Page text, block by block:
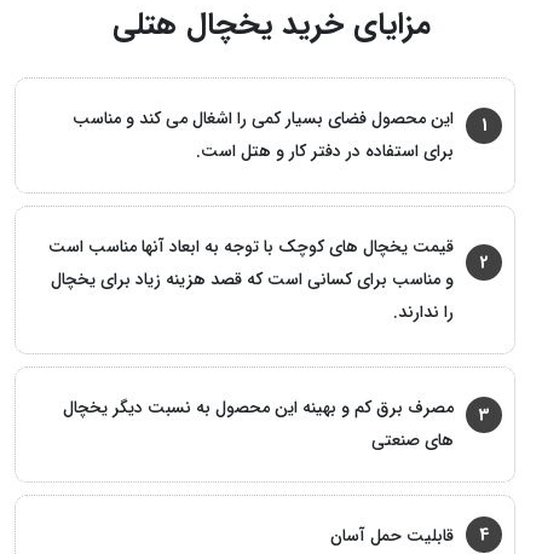
مزایای خرید یخچال هتلی
1
این محصول فضای بسیار کمی را اشغال می کند و مناسب
برای استفاده در دفتر کار و هتل است.
2
قیمت یخچال های کوچک با توجه به ابعاد آنها مناسب است
و مناسب برای کسانی است که قصد هزینه زیاد برای یخچال
را ندارند.
3
مصرف برق کم و بهینه این محصول به نسبت دیگر یخچال
های صنعتی
4 قابلیت حمل آسان